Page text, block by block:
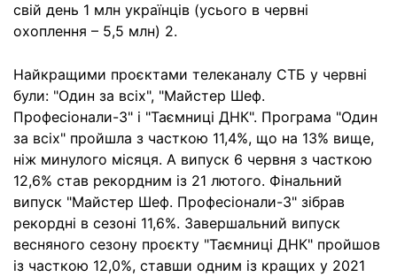
свій день 1 млн українців (усього в червні
охоплення – 5,5 млн) 2.
Найкращими проєктами телеканалу СТБ у червні
були: "Один за всіх", "Майстер Шеф.
Професіонали-3" і "Таємниці ДНК". Програма "Один
за всіх" пройшла з часткою 11,4%, що на 13% вище,
ніж минулого місяця. А випуск 6 червня з часткою
12,6% став рекордним із 21 лютого. Фінальний
випуск "Майстер Шеф. Професіонали-3" зібрав
рекордні в сезоні 11,6%. Завершальний випуск
весняного сезону проєкту "Таємниці ДНК" пройшов
із часткою 12,0%, ставши одним із кращих у 2021